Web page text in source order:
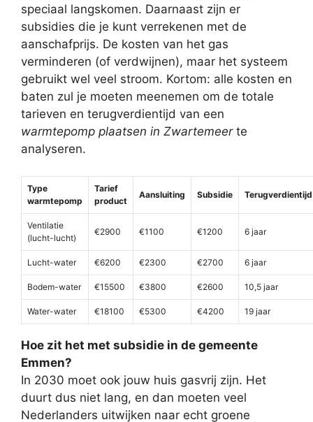
speciaal langskomen. Daarnaast zijn er
subsidies die je kunt verrekenen met de
aanschafprijs. De kosten van het gas
verminderen (of verdwijnen), maar het systeem
gebruikt wel veel stroom. Kortom: alle kosten en
baten zul je moeten meenemen om de totale
tarieven en terugverdientijd van een
warmtepomp plaatsen in Zwartemeerte
analyseren.
Type
warmtepomp
Tarief
product
Aansluiting Subsidie Terugverdientijd
Ventilatie
(lucht-lucht)
€2900 €1100 €1200 6 jaar
Lucht-water €6200 €2300 €2700 6 jaar
Bodem-water €15500 €3800 €2600 10,5 jaar
Water-water €18100 €5300 €4200 19 jaar
Hoe zit het met subsidie in de gemeente
Emmen?
In 2030 moet ook jouw huis gasvrij zijn. Het
duurt dus niet lang, en dan moeten veel
Nederlanders uitwijken naar echt groene